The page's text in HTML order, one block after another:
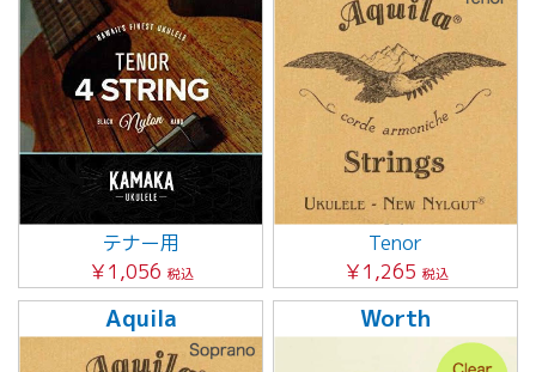
テナー用
￥1,056 税込
Tenor
￥1,265 税込
Aquila Worth